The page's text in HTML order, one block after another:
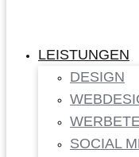
LEISTUNGEN
DESIGN
SOCIAL